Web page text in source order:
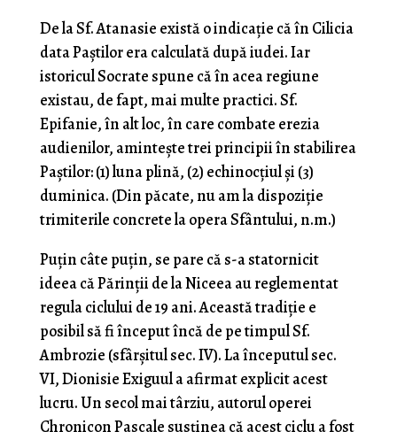
De la Sf. Atanasie există o indicație că în Cilicia
data Paștilor era calculată după iudei. Iar
istoricul Socrate spune că în acea regiune
existau, de fapt, mai multe practici. Sf.
Epifanie, în alt loc, în care combate erezia
audienilor, amintește trei principii în stabilirea
Paștilor: (1) luna plină, (2) echinocțiul și (3)
duminica. (Din păcate, nu am la dispoziție
trimiterile concrete la opera Sfântului, n.m.)
Puțin câte puțin, se pare că s-a statornicit
ideea că Părinții de la Niceea au reglementat
regula ciclului de 19 ani. Această tradiție e
posibil să fi început încă de pe timpul Sf.
Ambrozie (sfârșitul sec. IV). La începutul sec.
VI, Dionisie Exiguul a afirmat explicit acest
lucru. Un secol mai târziu, autorul operei
Chronicon Pascale susținea că acest ciclu a fost